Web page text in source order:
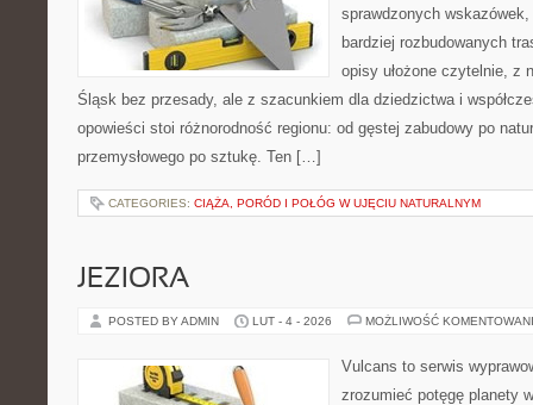
sprawdzonych
bardziej rozbudowanych
opisy ułożone czytelnie, z
Śląsk bez przesady, ale z szacunkiem dla dziedzictwa i
opowieści stoi różnorodność regionu: od gęstej zabudowy po
przemysłowego po sztukę. Ten […]
CATEGORIES: CIĄŻA, PORÓD I POŁÓG W UJĘCIU NATURALNYM
JEZIORA
POSTED BY ADMIN LUT - 4 - 2026 MOŻLIWOŚĆ
Vulcans to serwis
zrozumieć potęgę planety